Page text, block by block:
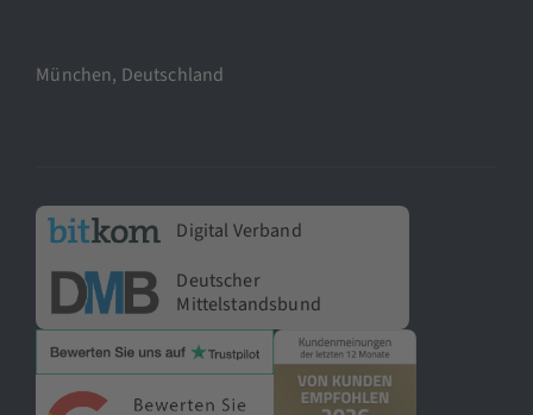
München, Deutschland
Digital Verband
Deutscher
Mittelstandsbund